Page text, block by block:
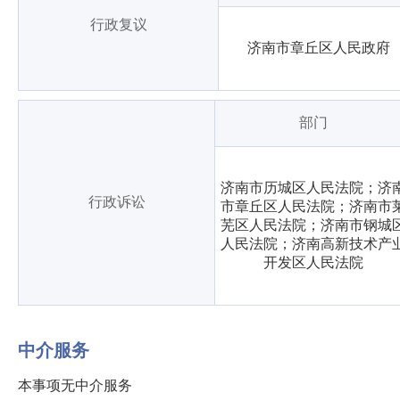
行政复议
济南市章丘区人民政府
行政诉讼
部门
济南市历城区人民法院；济
市章丘区人民法院；济南市
芜区人民法院；济南市钢城
人民法院；济南高新技术产
开发区人民法院
中介服务
本事项无中介服务